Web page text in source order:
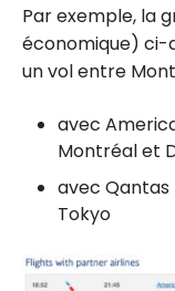
Par exemple, la
économique) ci-
un vol entre
avec
Montréal et
avec
Tokyo